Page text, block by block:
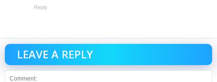
Reply
LEAVE A REPLY